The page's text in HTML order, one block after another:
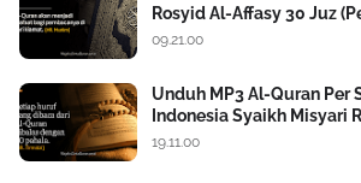
Rosyid Al-Affasy 30 Juz
09.21.00
Unduh MP3 Al-Quran Per
Indonesia Syaikh Misyari
19.11.00